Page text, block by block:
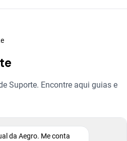
Suporte. Encontre aqui guias e
da Aegro. Me conta